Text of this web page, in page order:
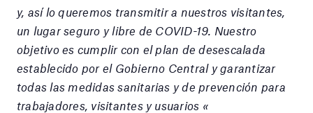
y, así lo queremos transmitir a nuestros visitantes,
un lugar seguro y libre de COVID-19. Nuestro
objetivo es cumplir con el plan de desescalada
establecido por el Gobierno Central y garantizar
todas las medidas sanitarias y de prevención para
trabajadores, visitantes y usuarios «